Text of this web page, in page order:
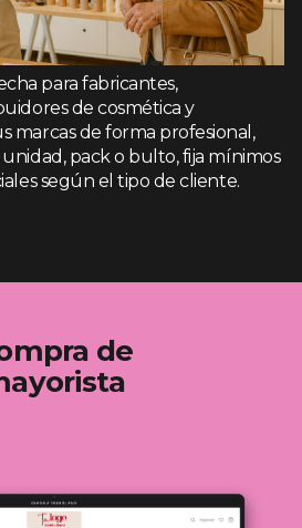
para fabricantes,
de cosmética y
marcas de forma profesional,
pack o bulto, fija mínimos
según el tipo de cliente.
de